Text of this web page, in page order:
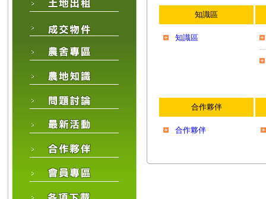
知識區
知識區
合作夥伴
合作夥伴